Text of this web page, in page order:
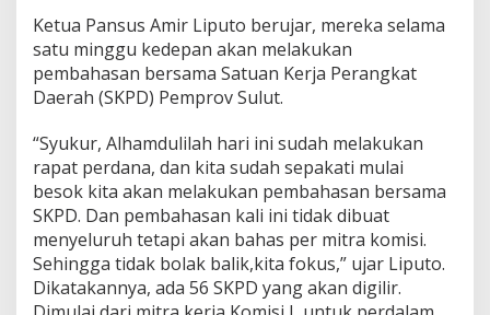
u
s
L
K
D
P
R
D
S
u
l
u
Ketua Pansus Amir Liputo berujar, mereka selama
satu minggu kedepan akan melakukan
pembahasan bersama Satuan Kerja Perangkat
Daerah (SKPD) Pemprov Sulut.
“Syukur, Alhamdulilah hari ini sudah melakukan
rapat perdana, dan kita sudah sepakati mulai
besok kita akan melakukan pembahasan bersama
SKPD. Dan pembahasan kali ini tidak dibuat
menyeluruh tetapi akan bahas per mitra komisi.
Sehingga tidak bolak balik,kita fokus,” ujar Liputo.
Dikatakannya, ada 56 SKPD yang akan digilir.